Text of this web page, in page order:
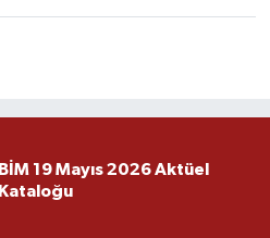
BİM 19 Mayıs 2026 Aktüel
Kataloğu